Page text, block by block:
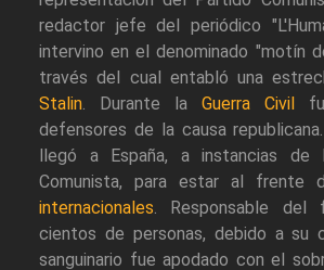
redactor jefe del periódico
intervino en el denominado "motín
través del cual entabló una
Stalin. Durante la Guerra Civil
defensores de la causa
llegó a España, a instancias de
Comunista, para estar al frente
internacionales. Responsable del
cientos de personas, debido a su
sanguinario fue apodado con el